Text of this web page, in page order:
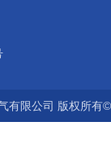
气有限公司 版权所